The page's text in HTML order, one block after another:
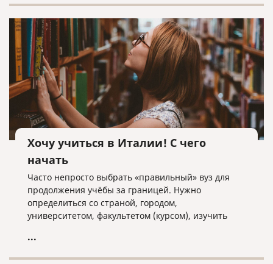
Хочу учиться в Италии! С чего
начать
Часто непросто выбрать «правильный» вуз для
продолжения учёбы за границей. Нужно
определиться со страной, городом,
университетом, факультетом (курсом), изучить
документы для поступления, подготовиться и
...